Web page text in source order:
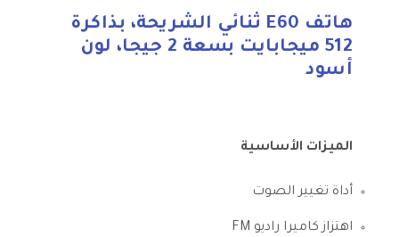
هاتف E60 ثنائي الشريحة، بذاكرة
512 ميجابايت بسعة 2 جيجا، لون
أسود
الميزات الأساسية
أداة تغيير الصوت
اهتزاز كاميرا راديو FM